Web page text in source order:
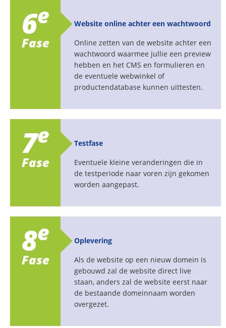
6e
Fase
Website online achter een wachtwoord
Online zetten van de website achter een
wachtwoord waarmee jullie een preview
hebben en het CMS en formulieren en
de eventuele webwinkel of
productendatabase kunnen uittesten.
7e
Fase
Testfase
Eventuele kleine veranderingen die in
de testperiode naar voren zijn gekomen
worden aangepast.
8e
Fase
Oplevering
Als de website op een nieuw domein is
gebouwd zal de website direct live
staan, anders zal de website eerst naar
de bestaande domeinnaam worden
overgezet.